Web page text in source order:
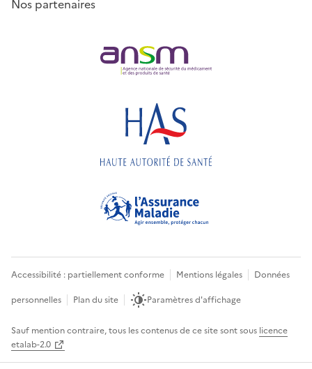
Nos partenaires
Accessibilité : partiellement conforme Mentions légales
Données
personnelles
Plan du site Paramètres d'affichage
Sauf mention contraire, tous les contenus de ce site sont sous licence
etalab-2.0